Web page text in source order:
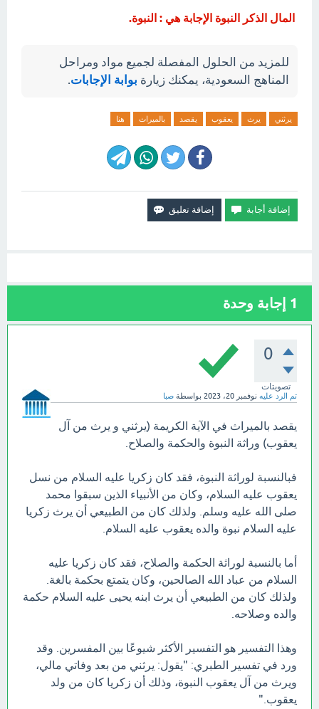
المال الذكر النبوة الإجابة هي : النبوة.
للمزيد من الحلول المفصلة لجميع مواد ومراحل
المناهج السعودية، يمكنك زيارة بوابة الإجابات.
يرثني يرث يعقوب يقصد بالميراث هنا
1 إجابة وحدة
0
تصويتات
تم الرد عليه نوفمبر 20، 2023 بواسطة صبا
يقصد بالميراث في الآية الكريمة (يرثني و يرث من آل
يعقوب) وراثة النبوة والحكمة والصلاح.
فبالنسبة لوراثة النبوة، فقد كان زكريا عليه السلام من نسل
يعقوب عليه السلام، وكان من الأنبياء الذين سبقوا محمد
صلى الله عليه وسلم. ولذلك كان من الطبيعي أن يرث زكريا
عليه السلام نبوة والده يعقوب عليه السلام.
أما بالنسبة لوراثة الحكمة والصلاح، فقد كان زكريا عليه
السلام من عباد الله الصالحين، وكان يتمتع بحكمة بالغة.
ولذلك كان من الطبيعي أن يرث ابنه يحيى عليه السلام حكمة
والده وصلاحه.
وهذا التفسير هو التفسير الأكثر شيوعًا بين المفسرين. وقد
ورد في تفسير الطبري: "يقول: يرثني من بعد وفاتي مالي،
ويرث من آل يعقوب النبوة، وذلك أن زكريا كان من ولد
يعقوب."